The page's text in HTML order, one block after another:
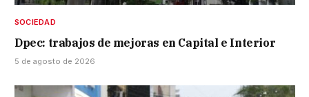
SOCIEDAD
Dpec: trabajos de mejoras en Capital e Interior
5 de agosto de 2026